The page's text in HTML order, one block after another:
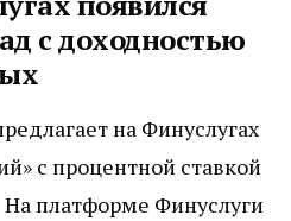
с доходностью
на Финуслугах
с процентной ставкой
платформе Финуслуги